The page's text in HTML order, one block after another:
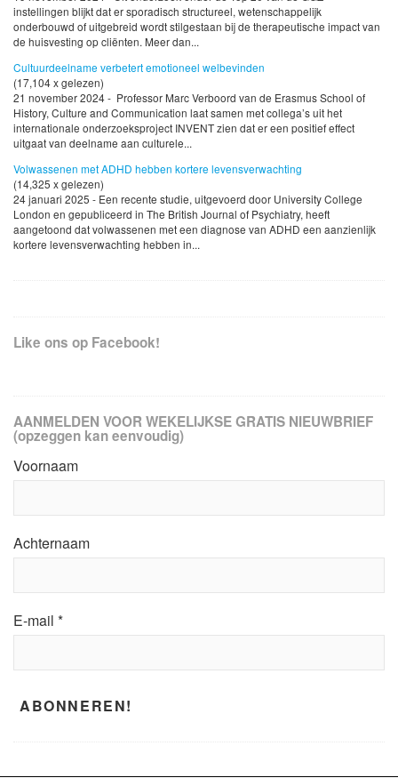
instellingen blijkt dat er sporadisch structureel, wetenschappelijk
onderbouwd of uitgebreid wordt stilgestaan bij de therapeutische impact van
de huisvesting op cliënten. Meer dan...
Cultuurdeelname verbetert emotioneel welbevinden
(17,104 x gelezen)
21 november 2024 - Professor Marc Verboord van de Erasmus School of
History, Culture and Communication laat samen met collega’s uit het
internationale onderzoeksproject INVENT zien dat er een positief effect
uitgaat van deelname aan culturele...
Volwassenen met ADHD hebben kortere levensverwachting
(14,325 x gelezen)
24 januari 2025 - Een recente studie, uitgevoerd door University College
London en gepubliceerd in The British Journal of Psychiatry, heeft
aangetoond dat volwassenen met een diagnose van ADHD een aanzienlijk
kortere levensverwachting hebben in...
Like ons op Facebook!
AANMELDEN VOOR WEKELIJKSE GRATIS NIEUWBRIEF
(opzeggen kan eenvoudig)
Voornaam
Achternaam
E-mail *